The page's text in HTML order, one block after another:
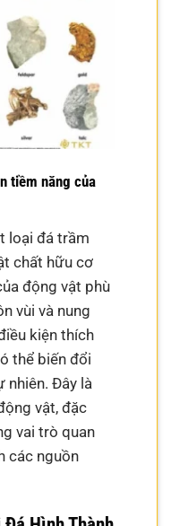
tiềm năng của
loại đá trầm
chất hữu cơ
động vật phù
vùi và nung
kiện thích
thể biến đổi
nhiên. Đây là
vật, đặc
vai trò quan
các nguồn